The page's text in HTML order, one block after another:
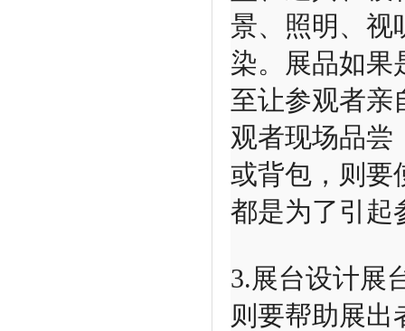
景、照明、视
染。展品如果
至让参观者亲
观者现场品尝
或背包，则要
都是为了引起
3.展台设计展
则要帮助展出